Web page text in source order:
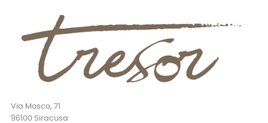
Via Mosco, 71
96100 Siracusa